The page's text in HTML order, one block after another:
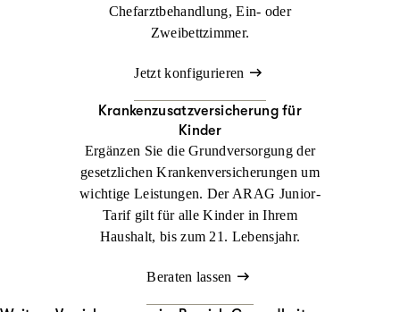
Chefarztbehandlung, Ein- oder
Zweibettzimmer.
Jetzt konfigurieren
Krankenzusatz­versicherung für
Kinder
Ergänzen Sie die Grundversorgung der
gesetzlichen Krankenversicherungen um
wichtige Leistungen. Der ARAG Junior-
Tarif gilt für alle Kinder in Ihrem
Haushalt, bis zum 21. Lebensjahr.
Beraten lassen